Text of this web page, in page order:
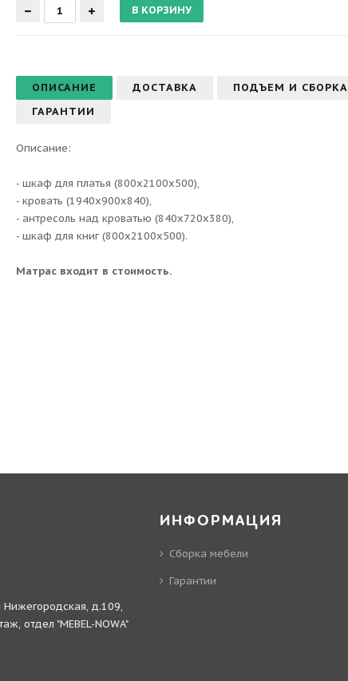
ОПИСАНИЕ ДОСТАВКА
ПОДЪЕМ И СБОРКА
ГАРАНТИИ
Описание:
- шкаф для платья (800х2100х500),
- кровать (1940х900х840),
- антресоль над кроватью (840х720х380),
- шкаф для книг (800х2100х500).
Матрас входит в стоимость.
Нижегородская, д.109,
отдел "MEBEL-NOWA"
ИНФОРМАЦИЯ
Сборка мебели
Гарантии